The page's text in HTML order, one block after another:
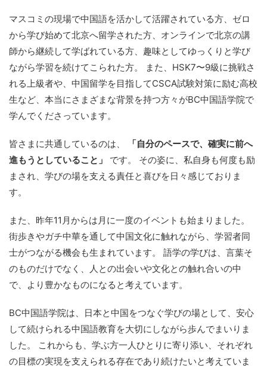
マスコミの現場で中国語を活かして活躍されている方、ゼロ
から学び始めて北京へ留学された方、オンラインで北京の講
師から継続して学ばれている方、趣味としてゆっくりと学び
ながら学習を続けてこられた方。 また、HSK7〜9級に挑戦さ
れる上級者や、中国留学を目指してCSCA試験対策に励む高校
生など、本当にさまざまな背景を持つ方々がBC中国語学院で
学んでくださっています。
皆さまに共通しているのは、
「自分のペースで、確実に前へ
進もうとしていること」
です。 その姿に、私自身も何度も励
まされ、学びの場を支える責任と喜びを日々感じておりま
す。
また、昨年11月からは月に一度のイベントも始まりました。
街歩きやガチ中華を通して中国文化に触れながら、学習者同
士がつながる機会も生まれています。 語学の学びは、言葉そ
のものだけでなく、人との出会いや文化との触れ合いの中
で、より豊かなものになると考えています。
BC中国語学院は、日本と中国をつなぐ学びの場として、安心
して続けられる中国語教育を大切にしながら歩んでまいりま
した。 これからも、学ぶ方一人ひとりに寄り添い、それぞれ
の目標の実現を支えられる存在であり続けたいと考えていま